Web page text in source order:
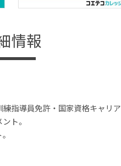
情報
指導員免許・国家資格キャリ
ト。